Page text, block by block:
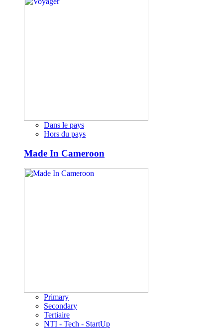
Dans le pays
Hors du pays
Made In Cameroon
Primary
Secondary
Tertiaire
NTI - Tech - StartUp